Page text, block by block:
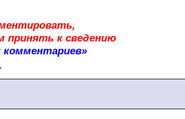
принять к сведению
комментариев»